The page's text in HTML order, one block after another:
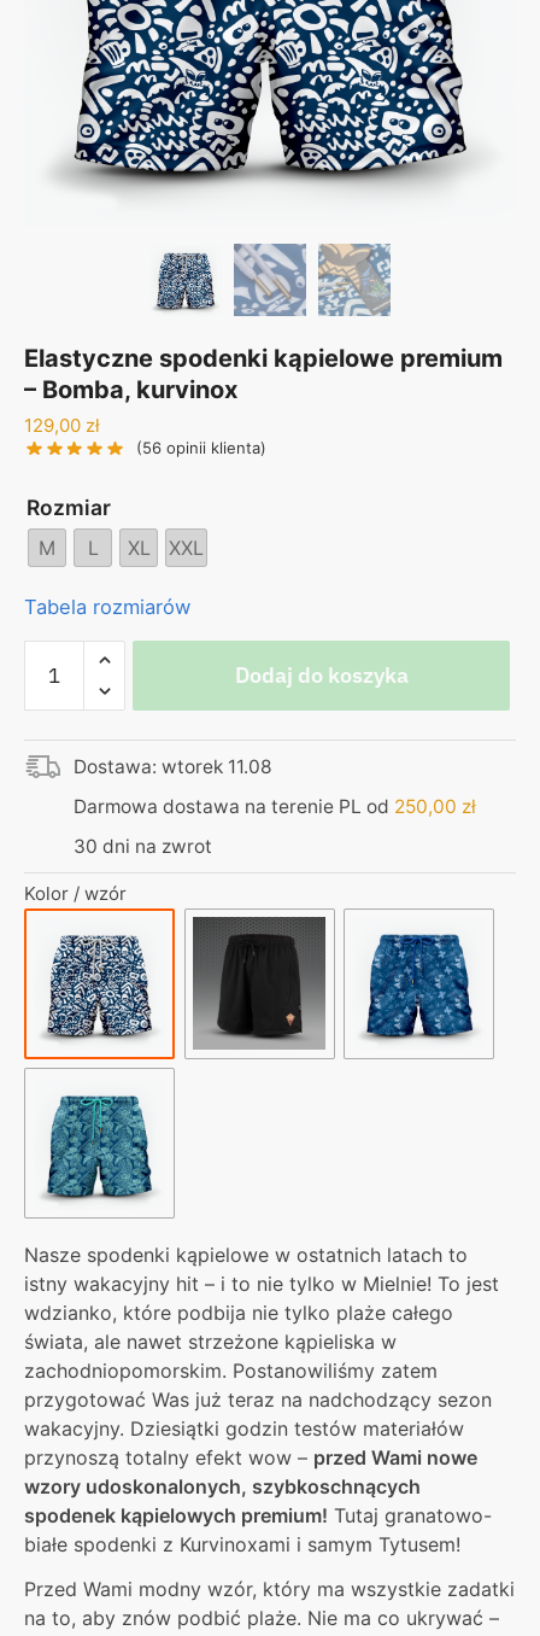
Elastyczne spodenki kąpielowe premium
– Bomba, kurvinox
129,00 zł
(56 opinii klienta)
Rozmiar
M L XL XXL
Tabela rozmiarów
Elastyczne
spodenki
kąpielowe
premium
kurvinox
Dodaj do koszyka
Dostawa: wtorek 11.08
Darmowa dostawa na terenie PL od 250,00 zł
30 dni na zwrot
Kolor / wzór
Nasze spodenki kąpielowe w ostatnich latach to
istny wakacyjny hit – i to nie tylko w Mielnie! To jest
wdzianko, które podbija nie tylko plaże całego
świata, ale nawet strzeżone kąpieliska w
zachodniopomorskim. Postanowiliśmy zatem
przygotować Was już teraz na nadchodzący sezon
wakacyjny. Dziesiątki godzin testów materiałów
przynoszą totalny efekt wow – przed Wami nowe
wzory udoskonalonych, szybkoschnących
spodenek kąpielowych premium! Tutaj granatowo-
białe spodenki z Kurvinoxami i samym Tytusem!
Przed Wami modny wzór, który ma wszystkie zadatki
na to, aby znów podbić plaże. Nie ma co ukrywać –